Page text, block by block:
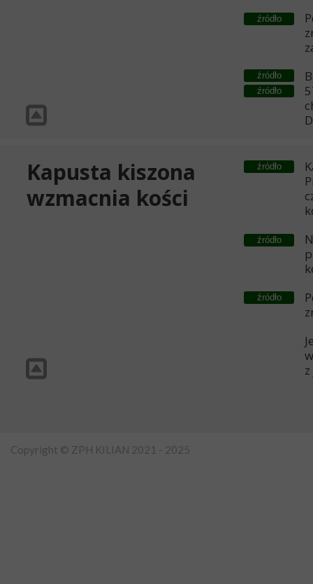
źródło
źródło
źródło
źródło
źródło
źródło
Kapusta kiszona
wzmacnia kości
Copyright © ZPH KILIAN 2021 - 2025